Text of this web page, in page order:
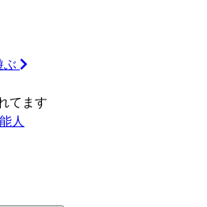
ぶ
てます
人